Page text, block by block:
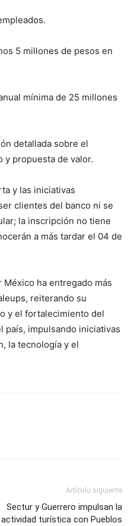
5 millones de pesos en
mínima de 25 millones
detallada sobre el
y propuesta de valor.
y las iniciativas
clientes del banco ni se
la inscripción no tiene
a más tardar el 04 de
México ha entregado más
reiterando su
y el fortalecimiento del
país, impulsando iniciativas
la tecnología y el
Artículo siguiente
Sectur y Guerrero impulsan la
actividad turística con Pueblos